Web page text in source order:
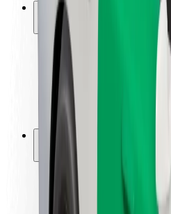
Sikkerhet
Sikkerhet for passasjer
Sjåførsikkerhet
Sikkerhet for sparkesykler
Sikkerhetslab
Byer
Steder
Byløsninger